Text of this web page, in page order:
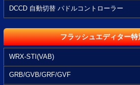
DCCD 自動切替 パドルコントローラー
フラッシュエディター特
WRX-STI(VAB)
GRB/GVB/GRF/GVF